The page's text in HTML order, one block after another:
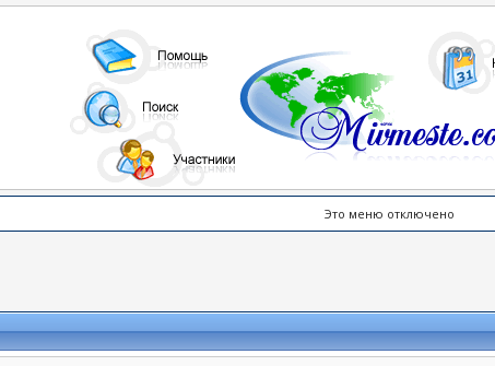
Это меню отключено